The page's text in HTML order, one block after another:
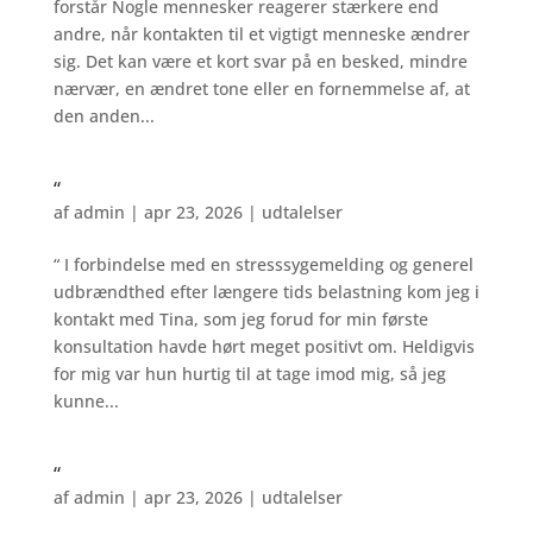
forstår Nogle mennesker reagerer stærkere end
andre, når kontakten til et vigtigt menneske ændrer
sig. Det kan være et kort svar på en besked, mindre
nærvær, en ændret tone eller en fornemmelse af, at
den anden...
“
afadmin | apr 23, 2026| udtalelser
“ I forbindelse med en stresssygemelding og generel
udbrændthed efter længere tids belastning kom jeg i
kontakt med Tina, som jeg forud for min første
konsultation havde hørt meget positivt om. Heldigvis
for mig var hun hurtig til at tage imod mig, så jeg
kunne...
“
afadmin | apr 23, 2026| udtalelser